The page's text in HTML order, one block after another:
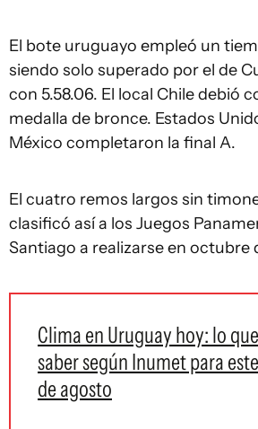
El bote uruguayo empleó un
siendo solo superado por el de
con 5.58.06. El local Chile debió
medalla de bronce. Estados
México completaron la final A.
El cuatro remos largos sin
clasificó así a los Juegos
Santiago a realizarse en octubre
Clima en Uruguay hoy: lo
saber según Inumet para
de agosto